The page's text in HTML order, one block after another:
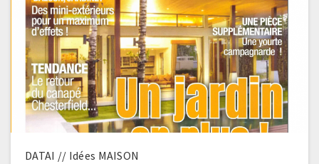
DATAI // Idées MAISON